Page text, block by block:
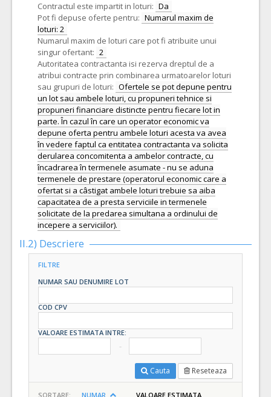
Contractul este impartit in loturi: Da
Pot fi depuse oferte pentru: Numarul maxim de
loturi: 2
Numarul maxim de loturi care pot fi atribuite unui
singur ofertant: 2
Autoritatea contractanta isi rezerva dreptul de a
atribui contracte prin combinarea urmatoarelor loturi
sau grupuri de loturi: Ofertele se pot depune pentru
un lot sau ambele loturi, cu propuneri tehnice si
propuneri financiare distincte pentru fiecare lot in
parte. În cazul în care un operator economic va
depune oferta pentru ambele loturi acesta va avea
în vedere faptul ca entitatea contractanta va solicita
derularea concomitenta a ambelor contracte, cu
încadrarea în termenele asumate - nu se aduna
termenele de prestare (operatorul economic care a
ofertat si a câstigat ambele loturi trebuie sa aiba
capacitatea de a presta serviciile in termenele
solicitate de la predarea simultana a ordinului de
incepere a serviciilor).
II.2) Descriere
FILTRE
NUMAR SAU DENUMIRE LOT
COD CPV
VALOARE ESTIMATA INTRE:
Cauta Reseteaza
SORTARE: NUMAR VALOARE ESTIMATA